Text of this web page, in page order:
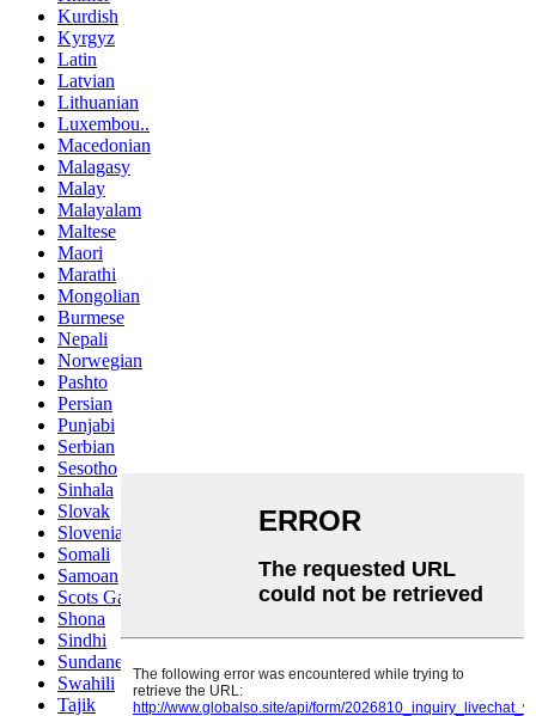
Kurdish
Kyrgyz
Latin
Latvian
Lithuanian
Luxembou..
Macedonian
Malagasy
Malay
Malayalam
Maltese
Maori
Marathi
Mongolian
Burmese
Nepali
Norwegian
Pashto
Persian
Punjabi
Serbian
Sesotho
Sinhala
Slovak
Slovenian
Somali
Samoan
Scots Gaelic
Shona
Sindhi
Sundanese
Swahili
Tajik